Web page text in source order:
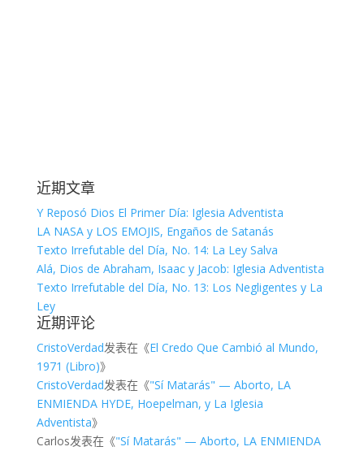
近期文章
Y Reposó Dios El Primer Día: Iglesia Adventista
LA NASA y LOS EMOJIS, Engaños de Satanás
Texto Irrefutable del Día, No. 14: La Ley Salva
Alá, Dios de Abraham, Isaac y Jacob: Iglesia Adventista
Texto Irrefutable del Día, No. 13: Los Negligentes y La
Ley
近期评论
CristoVerdad发表在《El Credo Que Cambió al Mundo,
1971 (Libro)》
CristoVerdad发表在《"Sí Matarás" — Aborto, LA
ENMIENDA HYDE, Hoepelman, y La Iglesia
Adventista》
Carlos发表在《"Sí Matarás" — Aborto, LA ENMIENDA